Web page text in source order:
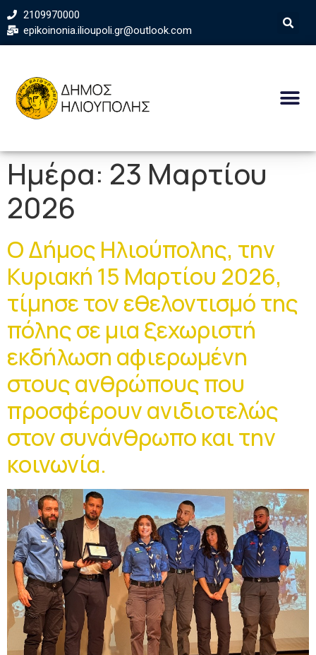
2109970000
epikoinonia.ilioupoli.gr@outlook.com
Ημέρα: 23 Μαρτίου
2026
Ο Δήμος Ηλιούπολης, την
Κυριακή 15 Μαρτίου 2026,
τίμησε τον εθελοντισμό της
πόλης σε μια ξεχωριστή
εκδήλωση αφιερωμένη
στους ανθρώπους που
προσφέρουν ανιδιοτελώς
στον συνάνθρωπο και την
κοινωνία.